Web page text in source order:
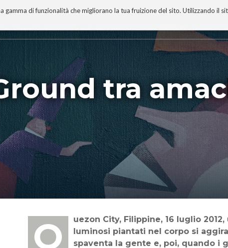
gamma di funzionalità che migliorano la tua fruizione del sito. Utilizzando il
TECNOBIBLIOGRAFIA I MIEI LIBRI PROGETTO
tra
Quezon City, Filippine, 16 luglio 2012, uno zombiedrago, con piccoli girasoli
luminosi piantati nel corpo si
spaventa la gente e, poi, quando i